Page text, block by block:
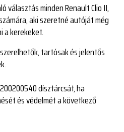
választás minden Renault Clio II,
aki szeretné autóját még
a kerekeket.
tartósak és jelentős
dísztárcsát, ha
és védelmét a következő